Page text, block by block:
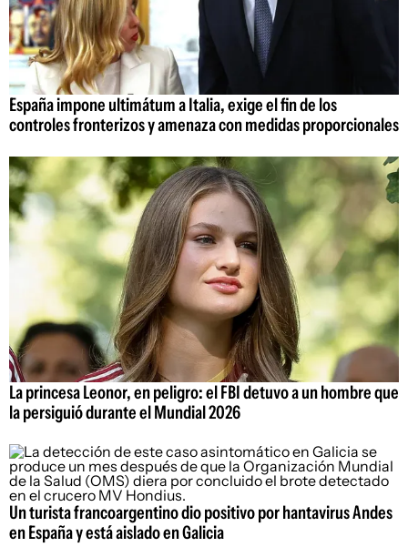
España impone ultimátum a Italia, exige el fin de los
controles fronterizos y amenaza con medidas proporcionales
La princesa Leonor, en peligro: el FBI detuvo a un hombre que
la persiguió durante el Mundial 2026
Un turista francoargentino dio positivo por hantavirus Andes
en España y está aislado en Galicia